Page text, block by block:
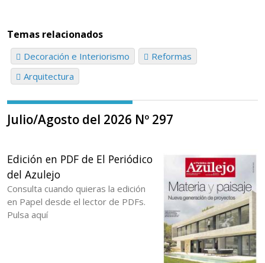
Temas relacionados
Decoración e Interiorismo
Reformas
Arquitectura
Julio/Agosto del 2026 Nº 297
Edición en PDF de El Periódico
del Azulejo
Consulta cuando quieras la edición
en Papel desde el lector de PDFs.
Pulsa aquí